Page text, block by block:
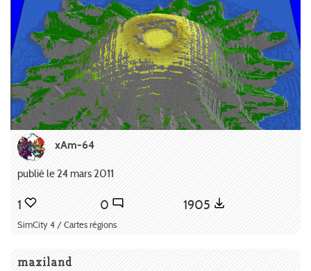
xAm-64
publié le 24 mars 2011
1 0 1905
SimCity 4 / Cartes régions
maxiland